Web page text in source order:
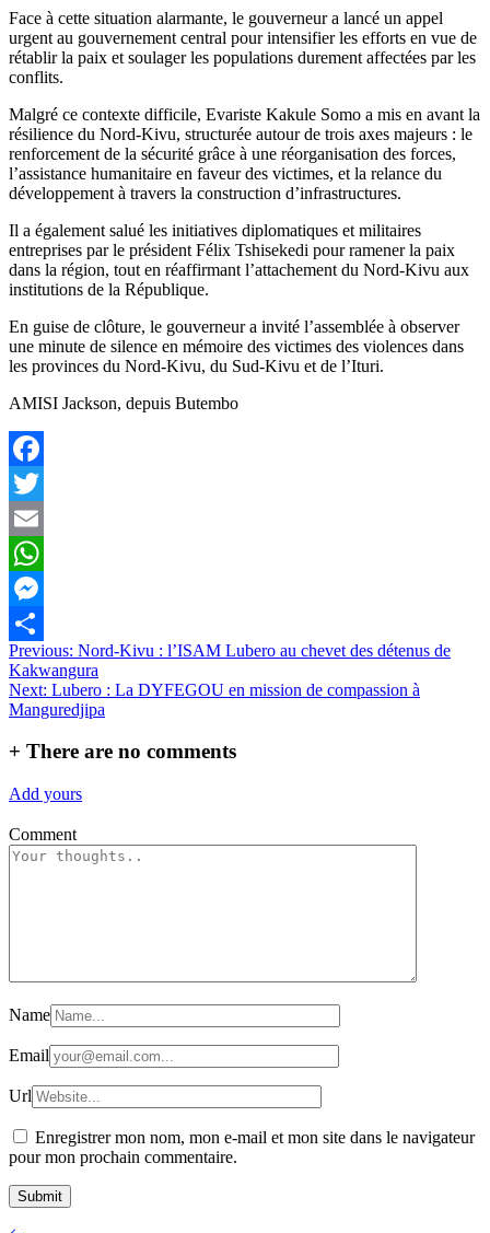
Face à cette situation alarmante, le gouverneur a lancé un appel
urgent au gouvernement central pour intensifier les efforts en vue de
rétablir la paix et soulager les populations durement affectées par les
conflits.
Malgré ce contexte difficile, Evariste Kakule Somo a mis en avant la
résilience du Nord-Kivu, structurée autour de trois axes majeurs : le
renforcement de la sécurité grâce à une réorganisation des forces,
l’assistance humanitaire en faveur des victimes, et la relance du
développement à travers la construction d’infrastructures.
Il a également salué les initiatives diplomatiques et militaires
entreprises par le président Félix Tshisekedi pour ramener la paix
dans la région, tout en réaffirmant l’attachement du Nord-Kivu aux
institutions de la République.
En guise de clôture, le gouverneur a invité l’assemblée à observer
une minute de silence en mémoire des victimes des violences dans
les provinces du Nord-Kivu, du Sud-Kivu et de l’Ituri.
AMISI Jackson, depuis Butembo
Facebook
Twitter
Email
WhatsApp
Messenger
Partager
Navigation
de
l’article
Previous: Nord-Kivu : l’ISAM Lubero au chevet des détenus de
Kakwangura
Next: Lubero : La DYFEGOU en mission de compassion à
Manguredjipa
+ There are no comments
Add yours
Comment
Name
Email
Url
Enregistrer mon nom, mon e-mail et mon site dans le navigateur
pour mon prochain commentaire.